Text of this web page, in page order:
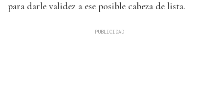
para darle validez a ese posible cabeza de lista.